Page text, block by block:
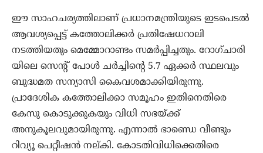
ഈ സാഹചര്യത്തിലാണ് പ്രധാനമന്ത്രിയുടെ ഇടപെടല്‍
ആവശ്യപ്പെട്ട് കത്തോലിക്കര്‍ പ്രതിഷേധറാലി
നടത്തിയതും മെമ്മോറാണ്ടം സമര്‍പ്പിച്ചതും. റോഗ്ചാരി
യിലെ സെന്റ് പോള്‍ ചര്‍ച്ചിന്റെ 5.7 ഏക്കര്‍ സ്ഥലവും
ബുദ്ധമത സന്യാസി കൈവശമാക്കിയിരുന്നു.
പ്രാദേശിക കത്തോലിക്കാ സമൂഹം ഇതിനെതിരെ
കേസു കൊടുക്കുകയും വിധി സഭയ്ക്ക്
അനുകൂലവുമായിരുന്നു. എന്നാല്‍ ഭാണ്ഡെ വീണ്ടും
റിവ്യൂ പെറ്റീഷന്‍ നല്കി. കോടതിവിധിക്കെതിരെ